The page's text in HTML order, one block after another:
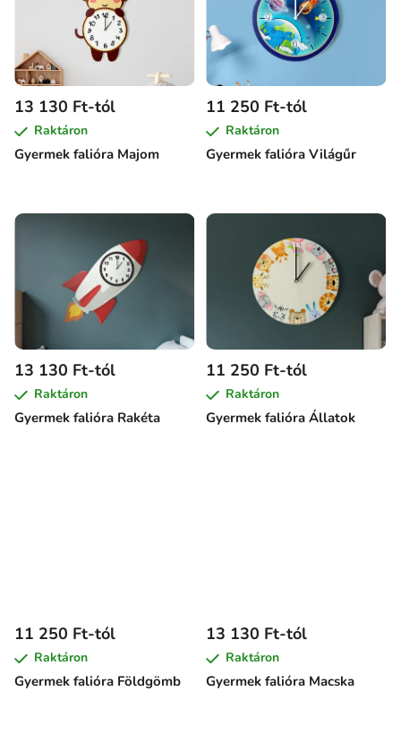
Gyermek falióra Majom
13 130 Ft-tól
Raktáron
Gyermek falióra Világűr
11 250 Ft-tól
Raktáron
Gyermek falióra Rakéta
13 130 Ft-tól
Raktáron
Gyermek falióra Állatok
11 250 Ft-tól
Raktáron
Gyermek falióra Földgömb
11 250 Ft-tól
Raktáron
Gyermek falióra Macska
13 130 Ft-tól
Raktáron